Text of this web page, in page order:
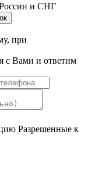
и СНГ
при
с Вами и ответим
Разрешенные к